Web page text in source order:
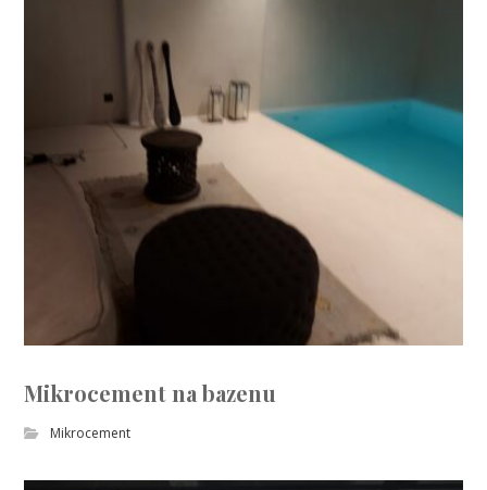
Mikrocement na bazenu
Mikrocement